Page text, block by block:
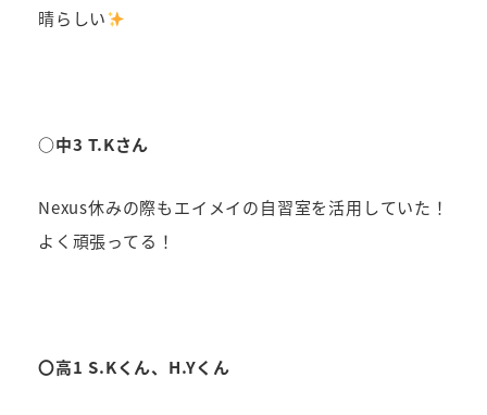
晴らしい
○中3 T.Kさん
Nexus休みの際もエイメイの自習室を活用していた！
よく頑張ってる！
〇高1 S.Kくん、H.Yくん